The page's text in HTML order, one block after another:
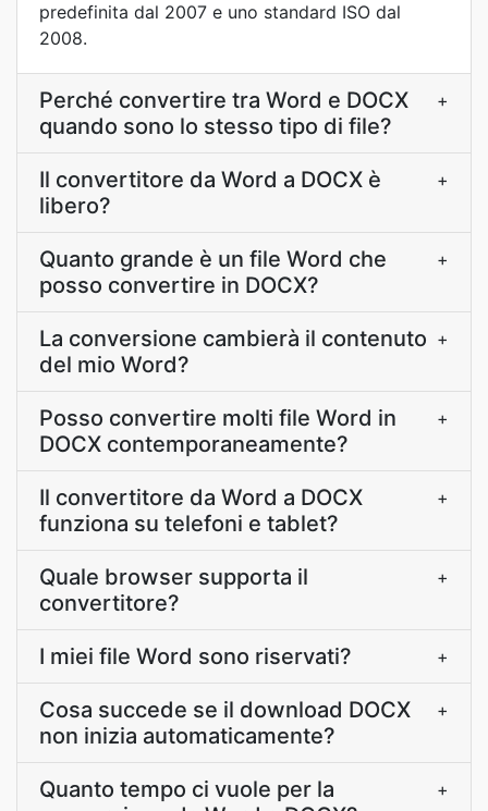
predefinita dal 2007 e uno standard ISO dal
2008.
Perché convertire tra Word e DOCX
quando sono lo stesso tipo di file?
+
Il convertitore da Word a DOCX è
libero?
+
Quanto grande è un file Word che
posso convertire in DOCX?
+
La conversione cambierà il contenuto
del mio Word?
+
Posso convertire molti file Word in
DOCX contemporaneamente?
+
Il convertitore da Word a DOCX
funziona su telefoni e tablet?
+
Quale browser supporta il
convertitore?
+
I miei file Word sono riservati? +
Cosa succede se il download DOCX
non inizia automaticamente?
+
Quanto tempo ci vuole per la
+